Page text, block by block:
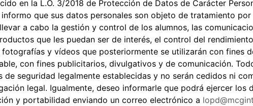
en la L.O. 3/2018 de Protección de Datos de Carácter
que sus datos personales son objeto de tratamiento por
a cabo la gestión y control de los alumnos, las
que les puedan ser de interés, el control del
y vídeos que posteriormente se utilizarán con fines
con fines publicitarios, divulgativos y de comunicación.
seguridad legalmente establecidas y no serán cedidos ni
legal. Igualmente, deseo informarle que podrá ejercer los
y portabilidad enviando un correo electrónico a